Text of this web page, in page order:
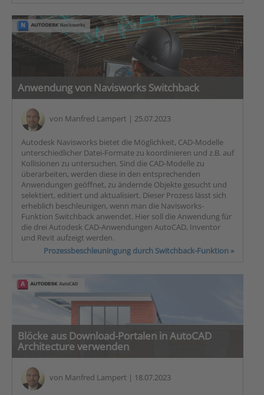
Anwendung von Navisworks Switchback
von Manfred Lampert | 25.07.2023
Autodesk Navisworks bietet die Möglichkeit, CAD-Modelle
unterschiedlicher Datei-Formate zu koordinieren und z.B. auf
Kollisionen zu untersuchen. Sind die CAD-Modelle zu
überarbeiten, werden diese in den entsprechenden
Anwendungen geöffnet, zu ändernde Objekte gesucht und
selektiert, editiert und aktualisiert. Dieser Prozess lässt sich
erheblich beschleunigen, wenn man die Navisworks-
Funktion Switchback anwendet. Hier soll die Anwendung für
die drei Autodesk CAD-Anwendungen AutoCAD, Inventor
und Revit aufzeigt werden.
Prozessbeschleuningung durch Switchback-Funktion »
Blöcke aus Download-Portalen in AutoCAD
Architecture verwenden
von Manfred Lampert | 18.07.2023